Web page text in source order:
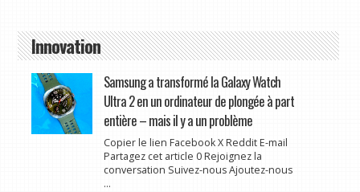
Innovation
Samsung a transformé la Galaxy Watch
Ultra 2 en un ordinateur de plongée à part
entière – mais il y a un problème
Copier le lien Facebook X Reddit E-mail
Partagez cet article 0 Rejoignez la
conversation Suivez-nous Ajoutez-nous
...